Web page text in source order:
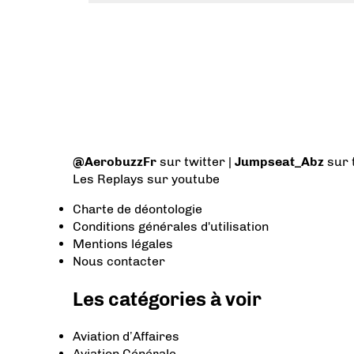
@AerobuzzFr sur twitter | Jumpseat_Abz sur
Les Replays sur youtube
Charte de déontologie
Conditions générales d'utilisation
Mentions légales
Nous contacter
Les catégories à voir
Aviation d’Affaires